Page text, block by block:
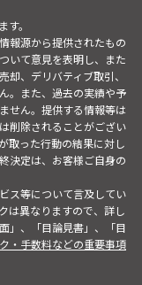
。
報源から提供されたもの
いて意見を表明し、また
、デリバティブ取引、
。また、過去の実績や予
せん。提供する情報等は
削除されることがござい
取った行動の結果に対し
決定は、お客様ご自身の
ス等について言及してい
は異なりますので、詳し
」、「目論見書」、「目
・手数料などの重要事項